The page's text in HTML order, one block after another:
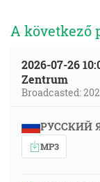
A következő
2026-07-26
Zentrum
Broadcasted:
РУССКИЙ
MP3